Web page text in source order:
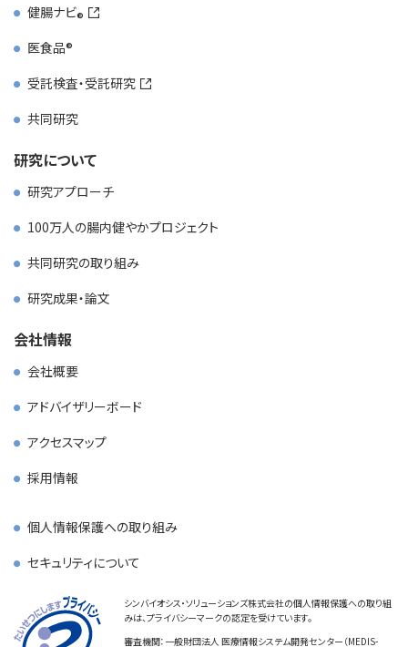
健腸ナビ
医食品
受託検査・受託研究
共同研究
研究について
研究アプローチ
100万人の腸内健やかプロジェクト
共同研究の取り組み
研究成果・論文
会社情報
会社概要
アドバイザリーボード
アクセスマップ
採用情報
個人情報保護への取り組み
セキュリティについて
シンバイオシス・ソリューションズ株式会社の個人情報保護への取り組
みは、プライバシーマークの認定を受けています。
審査機関：一般財団法人 医療情報システム開発センター（MEDIS-